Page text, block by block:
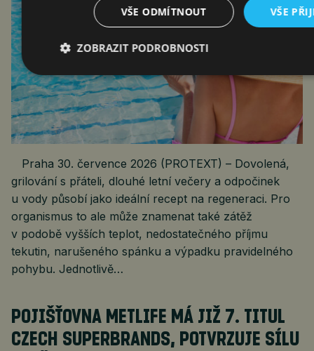
Praha 30. července 2026 (PROTEXT) – Dovolená,
grilování s přáteli, dlouhé letní večery a odpočinek
u vody působí jako ideální recept na regeneraci. Pro
organismus to ale může znamenat také zátěž
v podobě vyšších teplot, nedostatečného příjmu
tekutin, narušeného spánku a výpadku pravidelného
pohybu. Jednotlivě…
POJIŠŤOVNA METLIFE MÁ JIŽ 7. TITUL
CZECH SUPERBRANDS, POTVRZUJE SÍLU
VŠE
VŠE ODMÍTNOUT
ZOBRAZIT PODROBNOSTI